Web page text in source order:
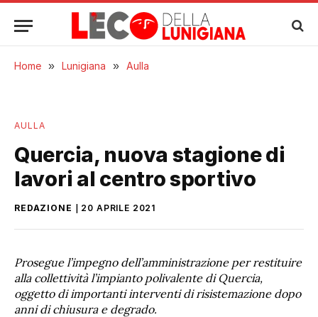
Home » Lunigiana » Aulla
AULLA
Quercia, nuova stagione di
lavori al centro sportivo
REDAZIONE 20 APRILE 2021
Prosegue l’impegno dell’amministrazione per restituire
alla collettività l’impianto polivalente di Quercia,
oggetto di importanti interventi di risistemazione dopo
anni di chiusura e degrado.